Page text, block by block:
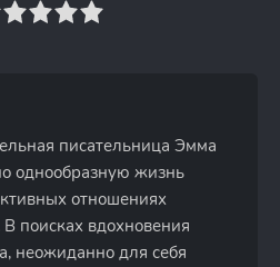
писательница Эмма
однообразную жизнь
отношениях
поисках вдохновения
неожиданно для себя